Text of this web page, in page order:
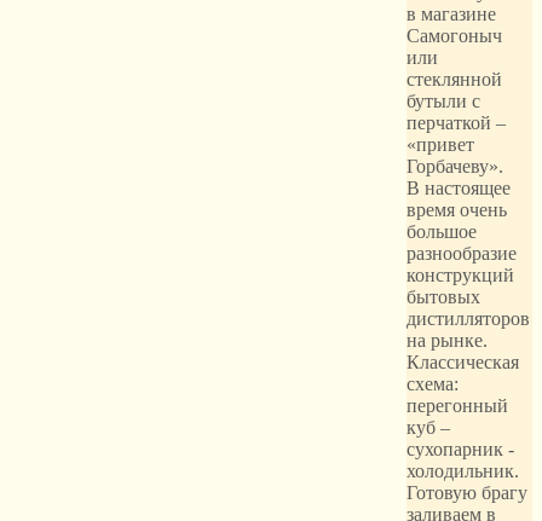
в магазине
Самогоныч
или
стеклянной
бутыли с
перчаткой –
«привет
Горбачеву».
В настоящее
время очень
большое
разнообразие
конструкций
бытовых
дистилляторов
на рынке.
Классическая
схема:
перегонный
куб –
сухопарник -
холодильник.
Готовую брагу
заливаем в